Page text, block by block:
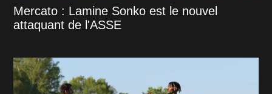
Mercato : Lamine Sonko est le nouvel
attaquant de l'ASSE